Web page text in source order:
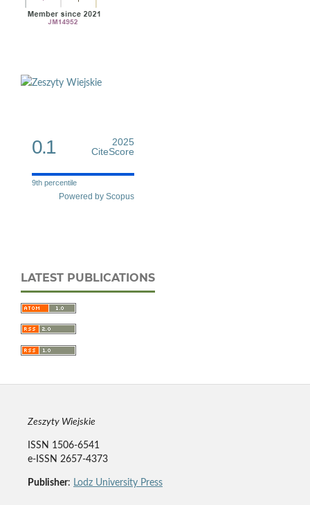
0.1
2025
CiteScore
9th percentile
Powered by Scopus
LATEST PUBLICATIONS
Zeszyty Wiejskie
ISSN 1506-6541
e-ISSN 2657-4373
Publisher: Lodz University Press